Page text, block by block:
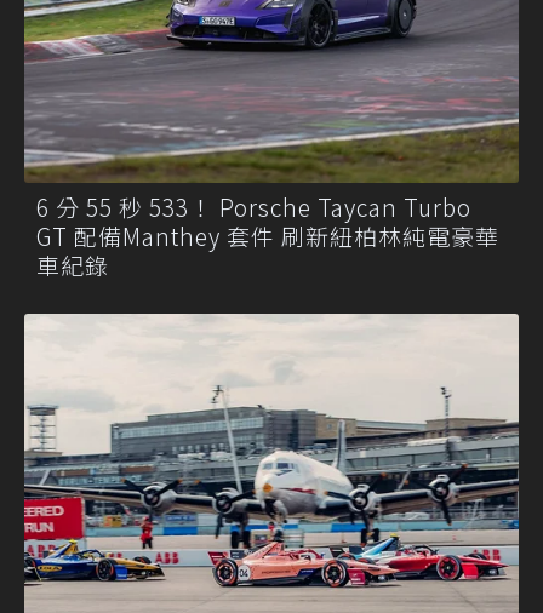
6 分 55 秒 533！ Porsche Taycan Turbo
GT 配備Manthey 套件 刷新紐柏林純電豪華
車紀錄